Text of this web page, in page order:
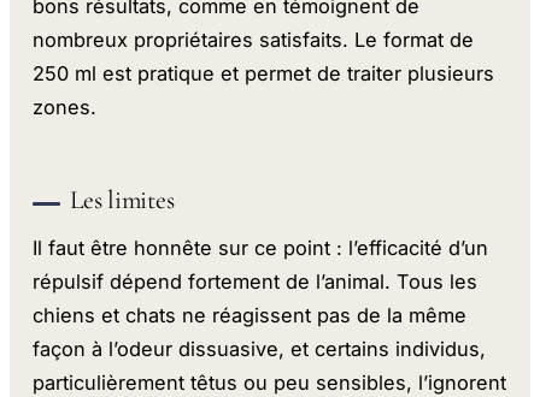
bons résultats, comme en témoignent de
nombreux propriétaires satisfaits. Le format de
250 ml est pratique et permet de traiter plusieurs
zones.
Les limites
Il faut être honnête sur ce point : l’efficacité d’un
répulsif dépend fortement de l’animal. Tous les
chiens et chats ne réagissent pas de la même
façon à l’odeur dissuasive, et certains individus,
particulièrement têtus ou peu sensibles, l’ignorent